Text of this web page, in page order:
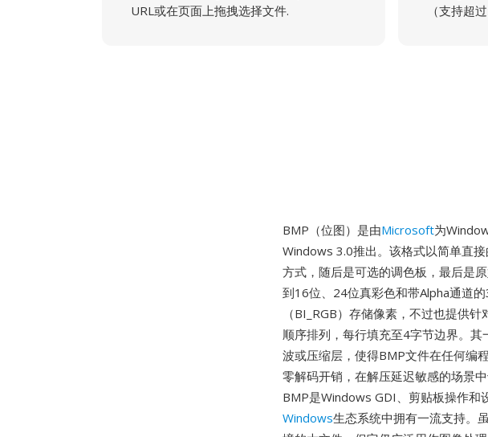
URL或在页面上拖拽选择文件.
（支持超
BMP（位图）是由Microsoft为
Windows 3.0推出。该格式以简单直
方式，随后是可选的调色板，最后是
到16位、24位真彩色和带Alpha通道
（BI_RGB）存储像素，不过也提供
顺序排列，每行填充至4字节边界。
波或压缩层，使得BMP文件在任何编
零解码开销，在解压延迟敏感的场景
BMP是Windows GDI、剪贴板操作和
Windows生态系统中拥有一流支持。